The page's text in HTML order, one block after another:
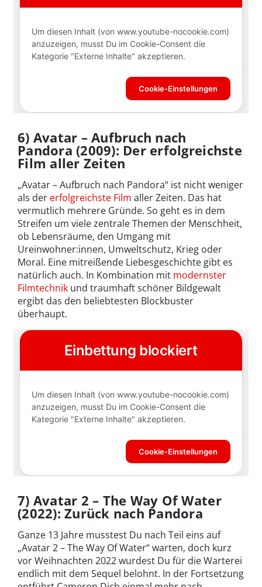
6) Avatar –Aufbruch nach
Pandora (2009): Der erfolgreichste
Film aller Zeiten
„Avatar – Aufbruch nach Pandora“ ist nicht weniger
als der erfolgreichste Film aller Zeiten. Das hat
vermutlich mehrere Gründe. So geht es in dem
Streifen um viele zentrale Themen der Menschheit,
ob Lebensräume, den Umgang mit
Ureinwohner:innen, Umweltschutz, Krieg oder
Moral. Eine mitreißende Liebesgeschichte gibt es
natürlich auch. In Kombination mit modernster
Filmtechnik und traumhaft schöner Bildgewalt
ergibt das den beliebtesten Blockbuster
überhaupt.
7) Avatar 2 – The Way Of Water
(2022): Zurück nach Pandora
Ganze 13 Jahre musstest Du nach Teil eins auf
„Avatar 2 – The Way Of Water“ warten, doch kurz
vor Weihnachten 2022 wurdest Du für die Warterei
endlich mit dem Sequel belohnt. In der Fortsetzung